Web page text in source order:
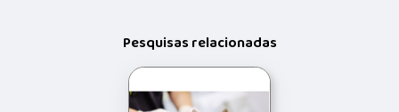
Pesquisas relacionadas